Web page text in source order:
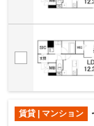
賃貸 | マンション